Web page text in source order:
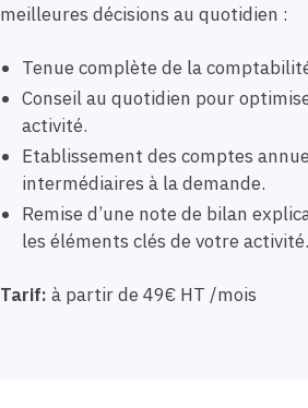
meilleures décisions au quotidien :
Tenue complète de la
Conseil au quotidien pour
activité.
Etablissement des comptes
intermédiaires à la demande.
Remise d’une note de bilan
les éléments clés de votre activité.
Tarif: à partir de 49€ HT /mois